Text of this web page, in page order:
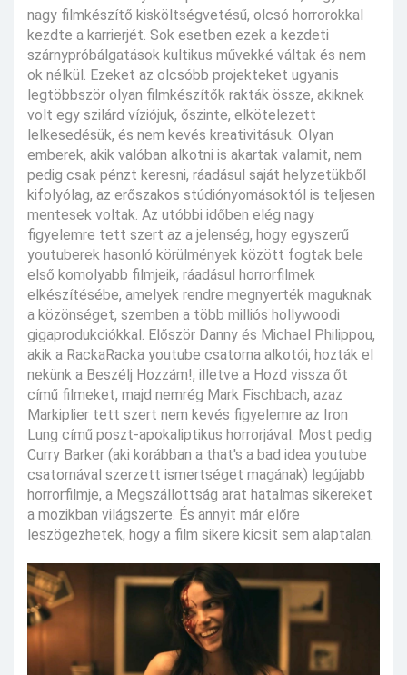
nagy filmkészítő kisköltségvetésű, olcsó horrorokkal
kezdte a karrierjét. Sok esetben ezek a kezdeti
szárnypróbálgatások kultikus művekké váltak és nem
ok nélkül. Ezeket az olcsóbb projekteket ugyanis
legtöbbször olyan filmkészítők rakták össze, akiknek
volt egy szilárd víziójuk, őszinte, elkötelezett
lelkesedésük, és nem kevés kreativitásuk. Olyan
emberek, akik valóban alkotni is akartak valamit, nem
pedig csak pénzt keresni, ráadásul saját helyzetükből
kifolyólag, az erőszakos stúdiónyomásoktól is teljesen
mentesek voltak. Az utóbbi időben elég nagy
figyelemre tett szert az a jelenség, hogy egyszerű
youtuberek hasonló körülmények között fogtak bele
első komolyabb filmjeik, ráadásul horrorfilmek
elkészítésébe, amelyek rendre megnyerték maguknak
a közönséget, szemben a több milliós hollywoodi
gigaprodukciókkal. Először Danny és Michael Philippou,
akik a RackaRacka youtube csatorna alkotói, hozták el
nekünk a Beszélj Hozzám!, illetve a Hozd vissza őt
című filmeket, majd nemrég Mark Fischbach, azaz
Markiplier tett szert nem kevés figyelemre az Iron
Lung című poszt-apokaliptikus horrorjával. Most pedig
Curry Barker (aki korábban a that's a bad idea youtube
csatornával szerzett ismertséget magának) legújabb
horrorfilmje, a Megszállottság arat hatalmas sikereket
a mozikban világszerte. És annyit már előre
leszögezhetek, hogy a film sikere kicsit sem alaptalan.